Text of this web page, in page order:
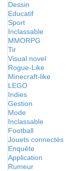
Dessin
Educatif
Sport
Inclassable
MMORPG
Tir
Visual novel
Rogue-Like
Minecraft-like
LEGO
Indies
Gestion
Mode
Inclassable
Football
Jouets connectés
Enquête
Application
Rumeur